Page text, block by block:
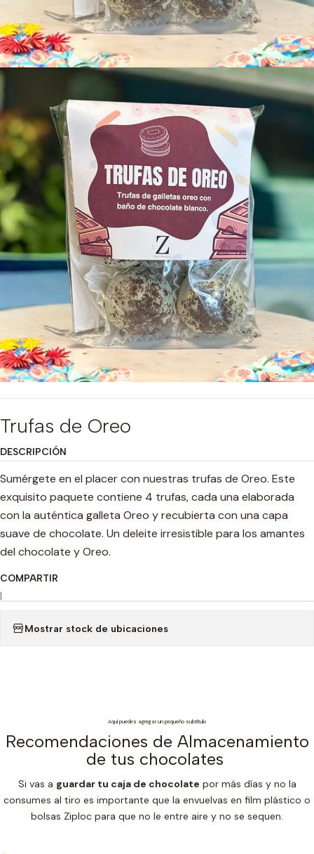
Trufas de Oreo
DESCRIPCIÓN
Sumérgete en el placer con nuestras trufas de Oreo. Este
exquisito paquete contiene 4 trufas, cada una elaborada
con la auténtica galleta Oreo y recubierta con una capa
suave de chocolate. Un deleite irresistible para los amantes
del chocolate y Oreo.
COMPARTIR
|
Mostrar stock de ubicaciones
Aquí puedes agregar un pequeño subtítulo
Recomendaciones de Almacenamiento
de tus chocolates
Si vas a guardar tu caja de chocolate por más días y no la
consumes al tiro es importante que la envuelvas en film plástico o
bolsas Ziploc para que no le entre aire y no se sequen.